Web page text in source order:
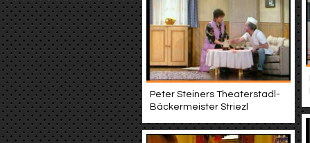
Peter Steiners Theaterstadl-
Bäckermeister Striezl